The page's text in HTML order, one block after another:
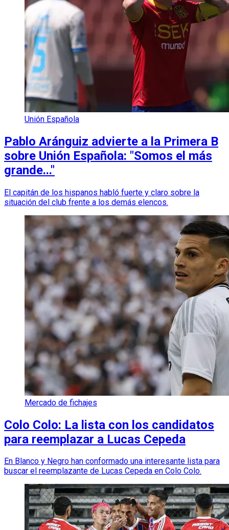
Unión Española
Pablo Aránguiz advierte a la Primera B
sobre Unión Española: "Somos el más
grande..."
El capitán de los hispanos habló fuerte y claro sobre la
situación del club frente a los demás elencos.
Mercado de fichajes
Colo Colo: La lista con los candidatos
para reemplazar a Lucas Cepeda
En Blanco y Negro han conformado una interesante lista para
buscar el reemplazante de Lucas Cepeda en Colo Colo.